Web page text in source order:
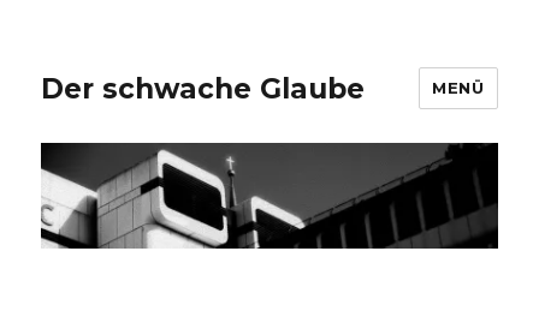
Der schwache Glaube MENÜ